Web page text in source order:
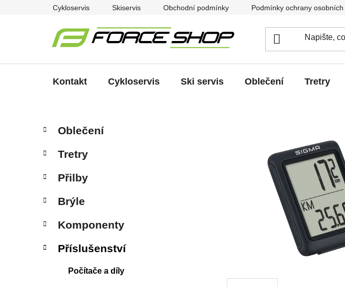
Cykloservis Skiservis Obchodní podmínky Podmínky ochrany osobních
Kontakt Cykloservis Ski servis Oblečení Tretry
P
s
r
n
n
p
kategorie
a
e
o
i
Oblečení
Tretry
Přilby
Brýle
Komponenty
Příslušenství
Počítače a díly